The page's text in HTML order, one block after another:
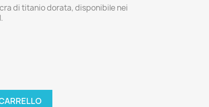
di titanio dorata, disponibile nei